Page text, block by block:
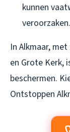
kunnen
veroorzaken.
In Alkmaar,
en Grote Kerk,
beschermen.
Ontstoppen